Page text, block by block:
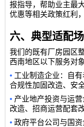
报指导，帮助业主最
优惠等相关政策红利
六、典型适配
我们的既有厂房园区
西南地区以下服务对
• 工业制造企业：自
合规性加固改造、安
• 产业地产投资与运
改造、招商运营配套
•政府平台公司与国